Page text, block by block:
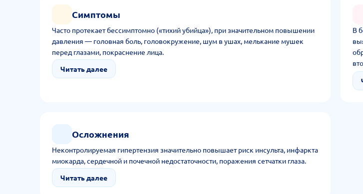
Симптомы
Часто протекает бессимптомно («тихий убийца»), при значительном повышении
давления — головная боль, головокружение, шум в ушах, мелькание мушек
перед глазами, покраснение лица.
Читать далее
В
Осложнения
Неконтролируемая гипертензия значительно повышает риск инсульта, инфаркта
миокарда, сердечной и почечной недостаточности, поражения сетчатки глаза.
Читать далее